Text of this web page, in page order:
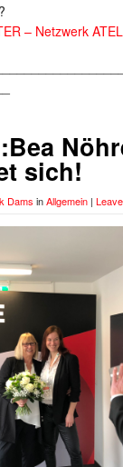
– Netzwerk
sich!
Dams inAllgemein |